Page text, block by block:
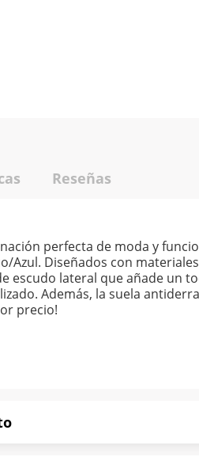
Reseñas
perfecta de moda y
Azul. Diseñados con
escudo lateral que añade un
Además, la suela
precio!